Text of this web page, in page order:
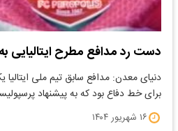
دست رد مدافع مطرح ایتالیایی
دنیای معدن: مدافع سابق تیم ملی
برای خط دفاع بود که به پیشنهاد
۱۶ شهریور ۱۴۰۴